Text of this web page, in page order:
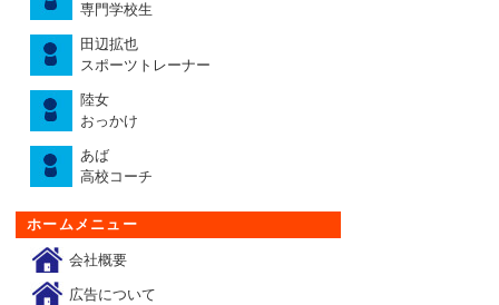
専門学校生
田辺拡也
スポーツトレーナー
陸女
おっかけ
あば
高校コーチ
ホームメニュー
会社概要
広告について